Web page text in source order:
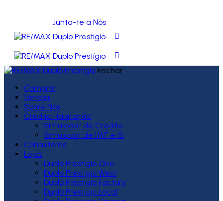
Junta-te a Nós
Fechar
Comprar
Vender
Sobre Nós
Crédito Habitação
Simulador de Crédito
Simulador de IMT e IS
Consultores
Lojas
Duplo Prestígio One
Duplo Prestígio West
Duplo Prestígio Factory
Duplo Prestígio Local